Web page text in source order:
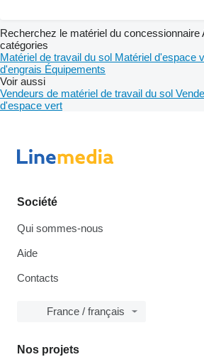
Recherchez le matériel du
catégories
Matériel de travail du sol Matériel d'espace
d'engrais Équipements
Voir aussi
Vendeurs de matériel de travail du sol
d'espace vert
Société
Qui sommes-nous
Aide
Contacts
France / français
Nos projets